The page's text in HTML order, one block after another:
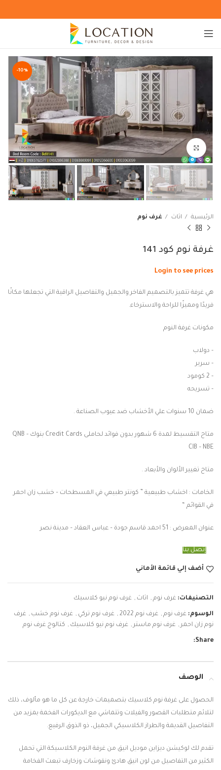
-10%
Click to enlarge
الرئيسية اثاث غرف نوم
غرفة نوم كود 141
Login to see prices
هي غرفة تتميز بالتصميم الفاخر والجميل والتفاصيل الراقية التي تجعلها مكانًا
فريدًا ومميزًا للراحة والاسترخاء.
مكونات غرفة النوم
– دولاب
– سرير
– 2 كومود
– تسريحه
ضمان 10 سنوات علي الأخشاب ضد عيوب الصناعة .
متاح التقسيط لمدة 6 شهور بدون فوائد لحاملى Credit Cards بنوك QNB –
CIB – NBE
متاح تغيير الألوان والأبعاد .
الخامات : اخشاب طبيعية ” كونتر طبيعي في المسطحات – خشب زان احمر
في القوائم “
عنوان المعرض : 51 احمد قاسم جودة – عباس العقاد – مدينة نصر
إتصل بنا
أضف إلي قائمة الأماني
التصنيفات: غرف نوم , اثاث , غرف نوم نيو كلاسيك
الوسوم: غرف نوم , غرف نوم 2022 , غرف نوم تركي , غرف نوم خشب , غرف
نوم زان احمر , غرف نوم ماستر , غرف نوم نيو كلاسيك , كتالوج غرف نوم
Share:
الوصف
الحصول على غرفة نوم كلاسيك بتصميمات خارجة عن كل ما هو مألوف، ذلك
لتلائم متطلبات القصور والفيلات وتتماشي مع الديكورات الفخمة بمزيد من
التفاصيل القديمة والطراز الكلاسيكي الجميل، ذو الذوق الرفيع.
تقدم لك لوكيشن ديزاين موديل انيق من غرفة النوم الكلاسيكة التي تحمل
الكثير من التفاصيل من لون انيق هادئ ونقوشات وزخارف تبعث الفخامة